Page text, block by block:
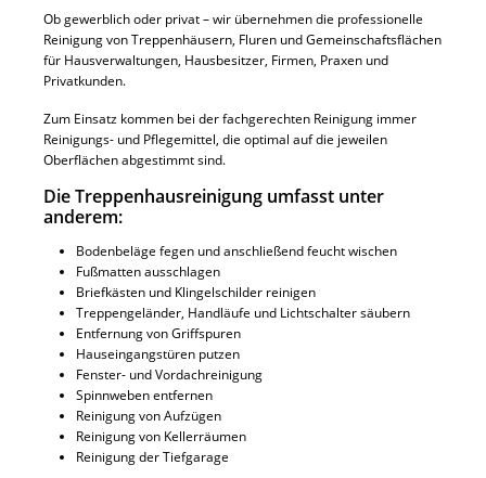
Ob gewerblich oder privat – wir übernehmen die professionelle
Reinigung von Treppenhäusern, Fluren und Gemeinschaftsflächen
für Hausverwaltungen, Hausbesitzer, Firmen, Praxen und
Privatkunden.
Zum Einsatz kommen bei der fachgerechten Reinigung immer
Reinigungs- und Pflegemittel, die optimal auf die jeweilen
Oberflächen abgestimmt sind.
Die Treppenhausreinigung umfasst unter
anderem:
Bodenbeläge fegen und anschließend feucht wischen
Fußmatten ausschlagen
Briefkästen und Klingelschilder reinigen
Treppengeländer, Handläufe und Lichtschalter säubern
Entfernung von Griffspuren
Hauseingangstüren putzen
Fenster- und Vordachreinigung
Spinnweben entfernen
Reinigung von Aufzügen
Reinigung von Kellerräumen
Reinigung der Tiefgarage